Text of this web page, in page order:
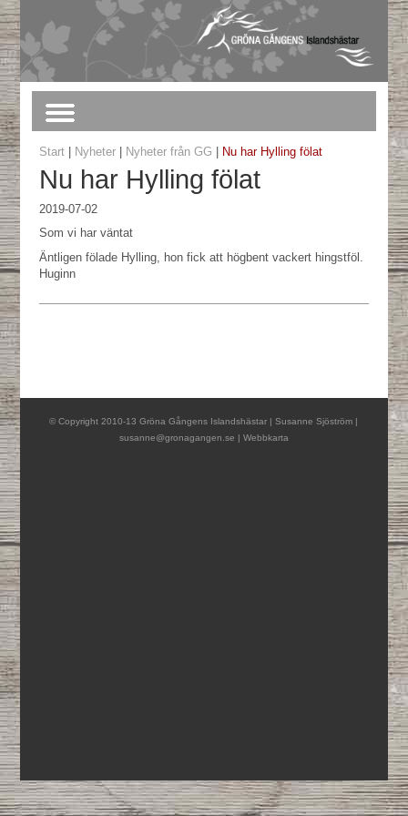
Start| Nyheter| Nyheter från GG Nu har Hylling fölat
Nu har Hylling fölat
2019-07-02
Som vi har väntat
Äntligen fölade Hylling, hon fick att högbent vackert hingstföl.
Huginn
© Copyright 2010-13 Gröna Gångens Islandshästar | Susanne Sjöström |
susanne@gronagangen.se | Webbkarta